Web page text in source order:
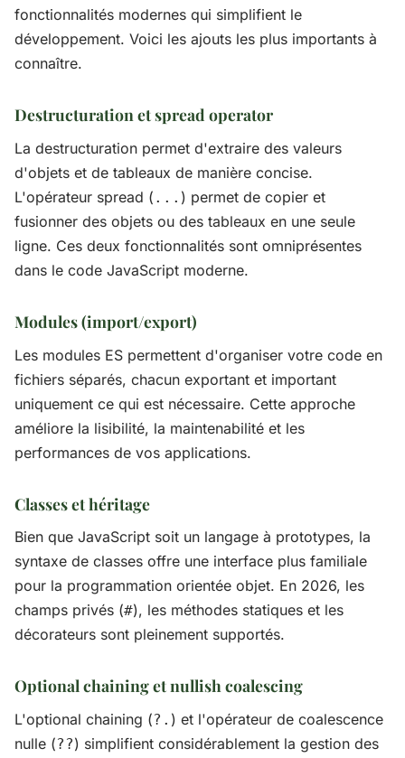
fonctionnalités modernes qui simplifient le
développement. Voici les ajouts les plus importants à
connaître.
Destructuration et spread operator
La destructuration permet d'extraire des valeurs
d'objets et de tableaux de manière concise.
L'opérateur spread ( ... ) permet de copier et
fusionner des objets ou des tableaux en une seule
ligne. Ces deux fonctionnalités sont omniprésentes
dans le code JavaScript moderne.
Modules (import/export)
Les modules ES permettent d'organiser votre code en
fichiers séparés, chacun exportant et important
uniquement ce qui est nécessaire. Cette approche
améliore la lisibilité, la maintenabilité et les
performances de vos applications.
Classes et héritage
Bien que JavaScript soit un langage à prototypes, la
syntaxe de classes offre une interface plus familiale
pour la programmation orientée objet. En 2026, les
champs privés (#), les méthodes statiques et les
décorateurs sont pleinement supportés.
Optional chaining et nullish coalescing
L'optional chaining (?. ) et l'opérateur de coalescence
nulle (??) simplifient considérablement la gestion des